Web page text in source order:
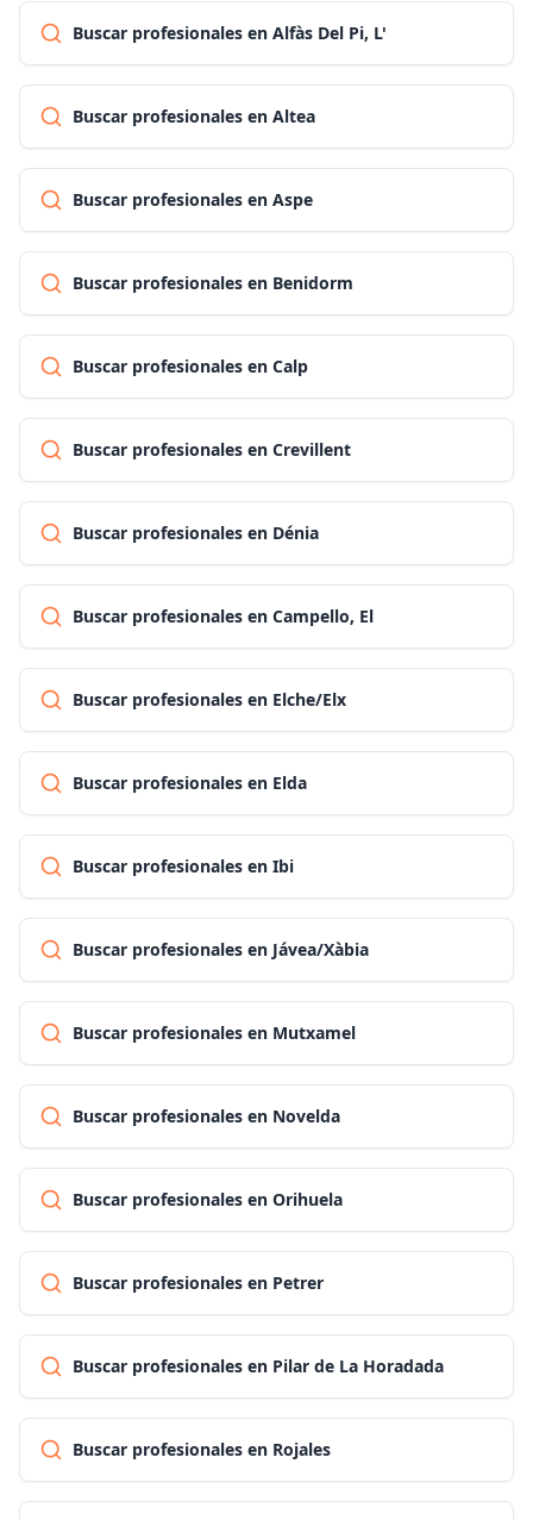
Buscar profesionales en Alfàs Del Pi, L'
Buscar profesionales en Altea
Buscar profesionales en Aspe
Buscar profesionales en Benidorm
Buscar profesionales en Calp
Buscar profesionales en Crevillent
Buscar profesionales en Dénia
Buscar profesionales en Campello, El
Buscar profesionales en Elche/Elx
Buscar profesionales en Elda
Buscar profesionales en Ibi
Buscar profesionales en Jávea/Xàbia
Buscar profesionales en Mutxamel
Buscar profesionales en Novelda
Buscar profesionales en Orihuela
Buscar profesionales en Petrer
Buscar profesionales en Pilar de La Horadada
Buscar profesionales en Rojales